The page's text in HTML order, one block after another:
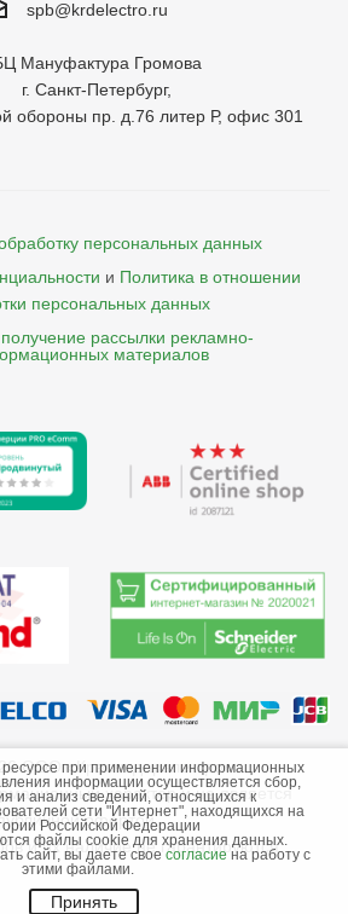
spb@krdelectro.ru
Мануфактура Громова
г. Санкт-Петербург,
обороны пр. д.76 литер Р, офис 301
персональных данных
и Политика в отношении
персональных данных
рассылки рекламно-
материалов
ООО «Краснодарэлектро»
характер и не является
офертой.
и их наличие не гарантируются.
при применении информационных
информации осуществляется сбор,
и анализ сведений, относящихся к
сети "Интернет", находящихся на
Российской Федерации
файлы cookie для хранения данных.
сайт, вы даете свое согласие на работу с
этими файлами.
Принять